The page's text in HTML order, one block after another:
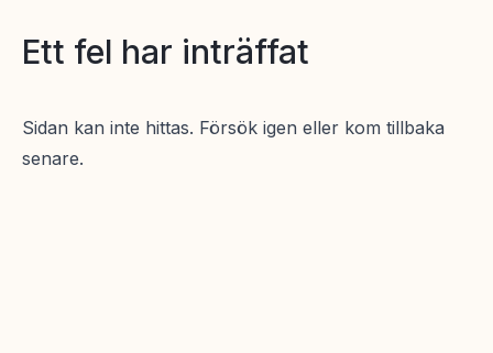
Ett fel har inträffat
Sidan kan inte hittas. Försök igen eller kom tillbaka
senare.